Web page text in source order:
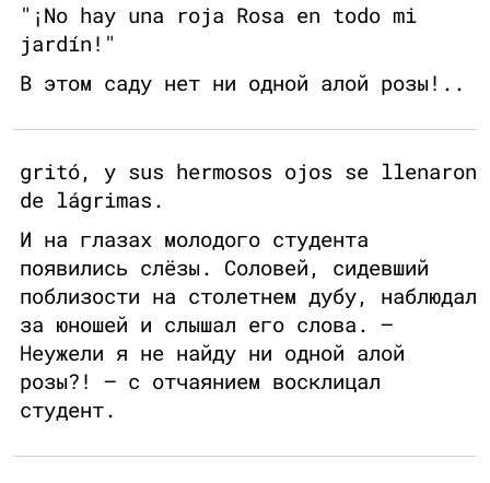
"¡No hay una roja Rosa en todo mi
jardín!"
В этом саду нет ни одной алой розы!..
gritó, y sus hermosos ojos se llenaron
de lágrimas.
И на глазах молодого студента
появились слёзы. Соловей, сидевший
поблизости на столетнем дубу, наблюдал
за юношей и слышал его слова. —
Неужели я не найду ни одной алой
розы?! — с отчаянием восклицал
студент.